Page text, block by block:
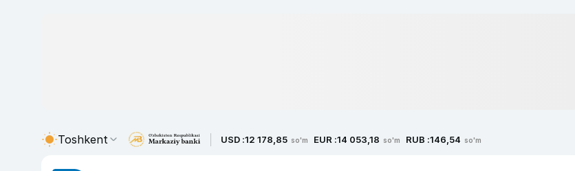
Toshkent USD :12 178,85 so'm EUR :14 053,18 so'm RUB :146,54 so'm